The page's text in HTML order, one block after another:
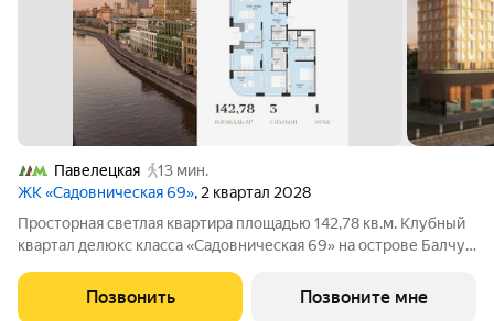
Павелецкая
13 мин.
ЖК «Садовническая 69», 2 квартал 2028
Просторная светлая квартира площадью 142,78 кв.м. Клубный
квартал делюкс класса «Садовническая 69» на острове Балчуг
Садовнической набережной, золотой остров Балчуг. Тишина и
уединённость сочетаются с
Позвонить Позвоните мне